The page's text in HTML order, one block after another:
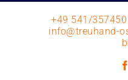
+49 541/
info@treuhand-